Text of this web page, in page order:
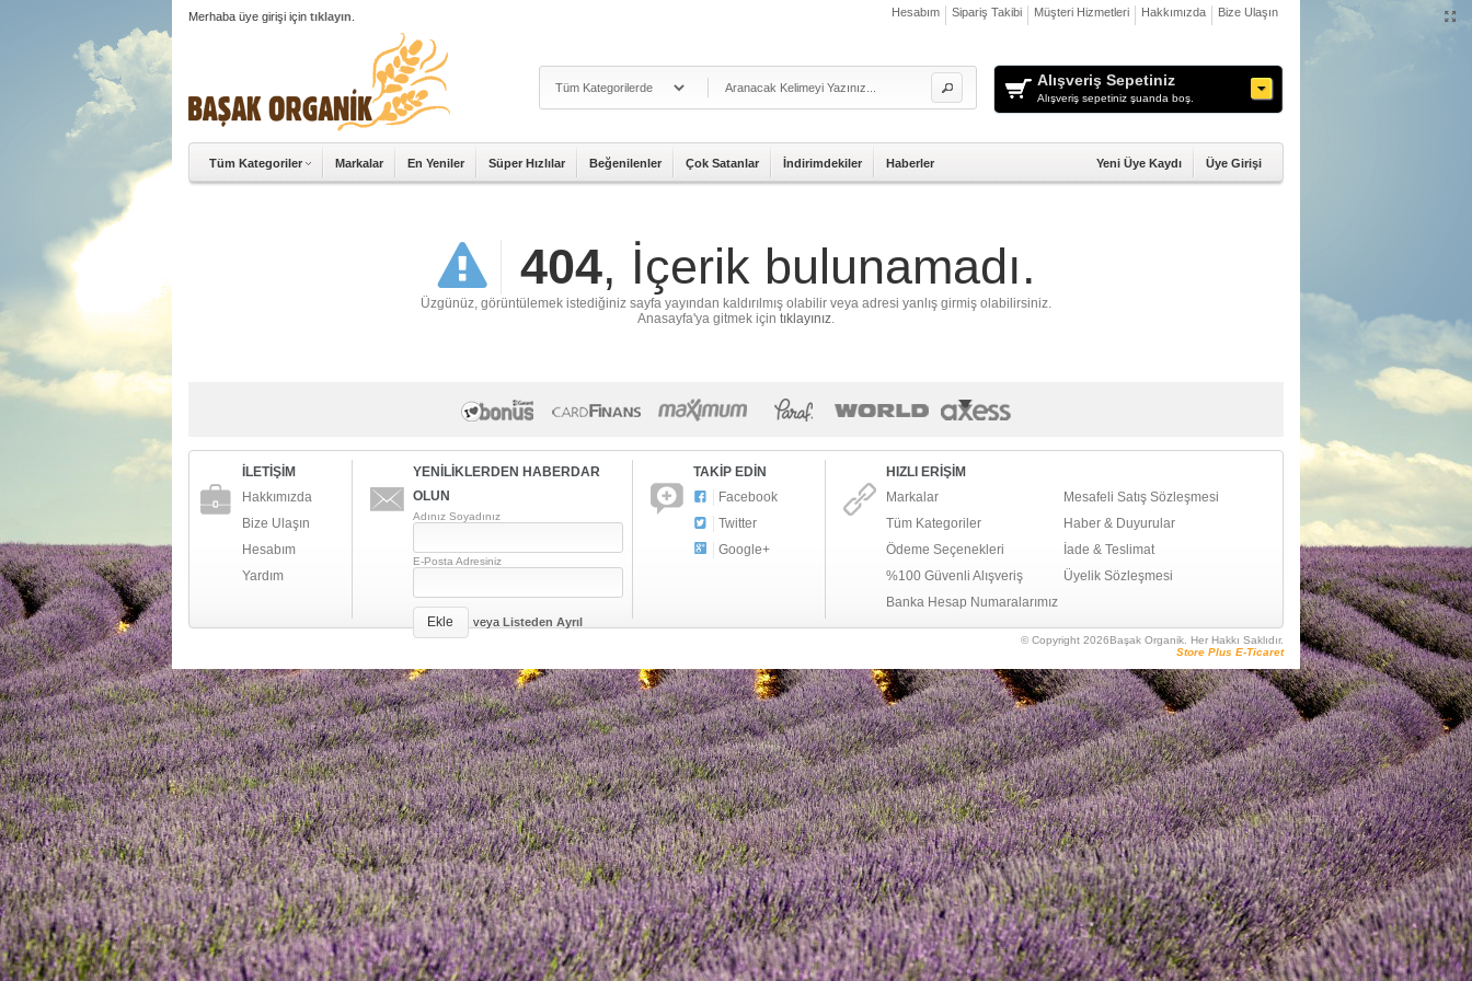
Merhaba üye girişi için tıklayın
Alışveriş Sepetiniz
Alışveriş sepetiniz şuanda boş.
Tüm Kategoriler Markalar En Yeniler Süper Hızlılar Beğenilenler Çok Satanlar İndirimdekiler Haberler Üye Girişi
Yeni Üye Kaydı
Bize Ulaşın
Hakkımızda
Müşteri Hizmetleri
Sipariş Takibi
Hesabım
404, İçerik bulunamadı.
Üzgünüz, görüntülemek istediğiniz sayfa yayından kaldırılmış olabilir veya adresi yanlış girmiş olabilirsiniz.
Anasayfa'ya gitmek için tıklayınız.
İLETİŞİM
Hakkımızda
Bize Ulaşın
Hesabım
Yardım
YENİLİKLERDEN HABERDAR
OLUN
Adınız Soyadınız
E-Posta Adresiniz
Ekle veya Listeden Ayrıl
TAKİP EDİN
Facebook
Twitter
Google+
HIZLI ERİŞİM
Markalar
Mesafeli Satış Sözleşmesi
Tüm Kategoriler
Haber & Duyurular
Ödeme Seçenekleri
İade & Teslimat
%100 Güvenli Alışveriş
Üyelik Sözleşmesi
Banka Hesap Numaralarımız
© Copyright 2026Başak Organik. Her Hakkı Saklıdır.
Store Plus E-Ticaret